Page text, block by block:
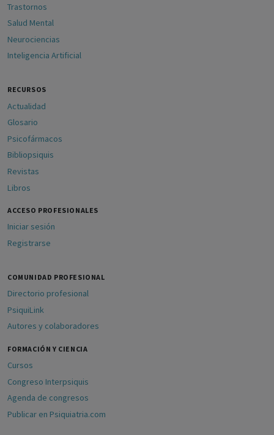
Trastornos
Salud Mental
Neurociencias
Inteligencia Artificial
RECURSOS
Actualidad
Glosario
Psicofármacos
Bibliopsiquis
Revistas
Libros
ACCESO PROFESIONALES
Iniciar sesión
Registrarse
COMUNIDAD PROFESIONAL
Directorio profesional
PsiquiLink
Autores y colaboradores
FORMACIÓN Y CIENCIA
Cursos
Congreso Interpsiquis
Agenda de congresos
Publicar en Psiquiatria.com